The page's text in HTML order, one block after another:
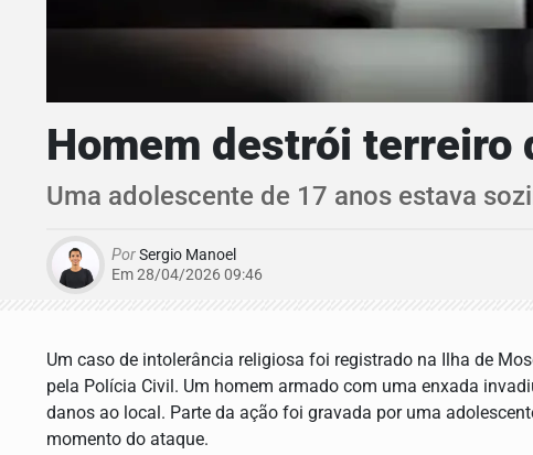
Homem destrói terreiro
Uma adolescente de 17 anos estava
PorSergio Manoel
Em 28/04/2026 09:46
Um caso de intolerância religiosa foi registrado na Ilha de
pela Polícia Civil. Um homem armado com uma enxada
danos ao local. Parte da ação foi gravada por uma
momento do ataque.